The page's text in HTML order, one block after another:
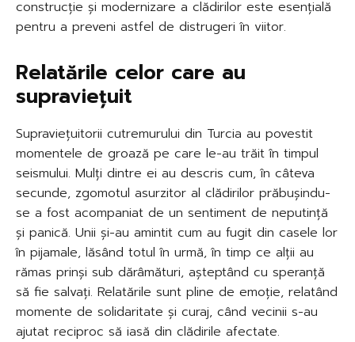
construcție și modernizare a clădirilor este esențială
pentru a preveni astfel de distrugeri în viitor.
Relatările celor care au
supraviețuit
Supraviețuitorii cutremurului din Turcia au povestit
momentele de groază pe care le-au trăit în timpul
seismului. Mulți dintre ei au descris cum, în câteva
secunde, zgomotul asurzitor al clădirilor prăbușindu-
se a fost acompaniat de un sentiment de neputință
și panică. Unii și-au amintit cum au fugit din casele lor
în pijamale, lăsând totul în urmă, în timp ce alții au
rămas prinși sub dărâmături, așteptând cu speranță
să fie salvați. Relatările sunt pline de emoție, relatând
momente de solidaritate și curaj, când vecinii s-au
ajutat reciproc să iasă din clădirile afectate.